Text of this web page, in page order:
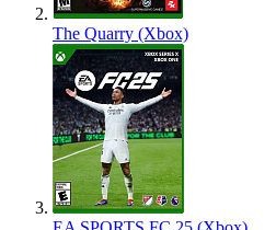
The Quarry (Xbox)